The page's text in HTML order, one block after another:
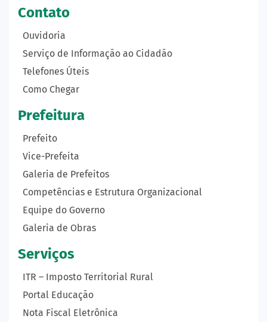
Contato
Ouvidoria
Serviço de Informação ao Cidadão
Telefones Úteis
Como Chegar
Prefeitura
Prefeito
Vice-Prefeita
Galeria de Prefeitos
Competências e Estrutura Organizacional
Equipe do Governo
Galeria de Obras
Serviços
ITR – Imposto Territorial Rural
Portal Educação
Nota Fiscal Eletrônica